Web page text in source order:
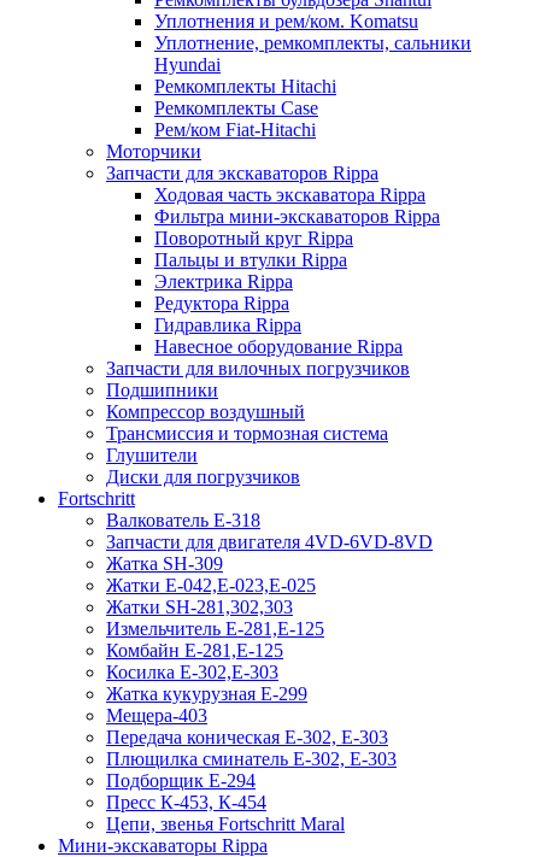
Уплотнения и рем/ком. Komatsu
Уплотнение, ремкомплекты, сальники
Hyundai
Ремкомплекты Hitachi
Ремкомплекты Case
Рем/ком Fiat-Hitachi
Моторчики
Запчасти для экскаваторов Rippa
Ходовая часть экскаватора Rippa
Фильтра мини-экскаваторов Rippa
Поворотный круг Rippa
Пальцы и втулки Rippa
Электрика Rippa
Редуктора Rippa
Гидравлика Rippa
Навесное оборудование Rippa
Запчасти для вилочных погрузчиков
Подшипники
Компрессор воздушный
Трансмиссия и тормозная система
Глушители
Диски для погрузчиков
Fortschritt
Валкователь Е-318
Запчасти для двигателя 4VD-6VD-8VD
Жатка SH-309
Жатки Е-042,Е-023,Е-025
Жатки SH-281,302,303
Измельчитель Е-281,Е-125
Комбайн Е-281,Е-125
Косилка Е-302,Е-303
Жатка кукурузная Е-299
Мещера-403
Передача коническая Е-302, Е-303
Плющилка сминатель Е-302, Е-303
Подборщик Е-294
Пресс К-453, К-454
Цепи, звенья Fortschritt Maral
Мини-экскаваторы Rippa